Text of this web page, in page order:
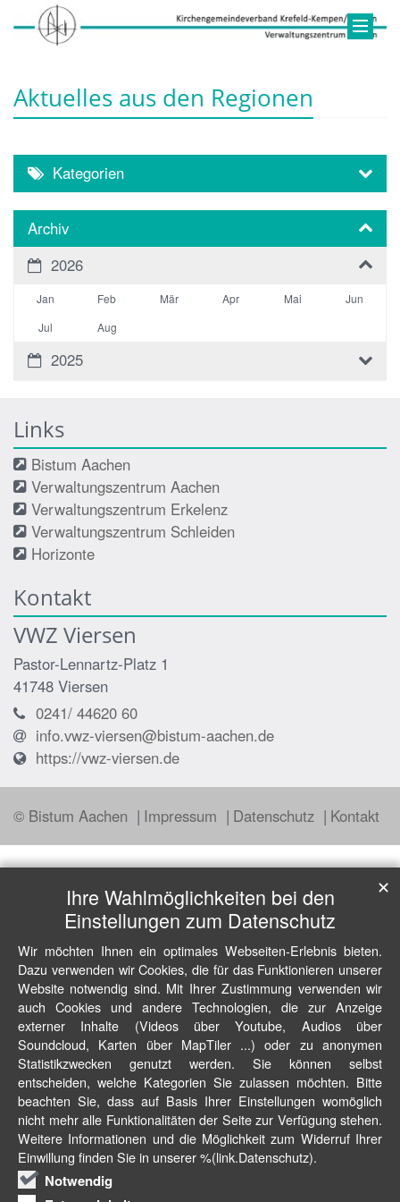
Aktuelles aus den Regionen
Kategorien
Archiv
2026
Jan Feb Mär Apr Mai
Jun
Jul
Aug
2025
Links
Bistum Aachen
Verwaltungszentrum Aachen
Verwaltungszentrum Erkelenz
Verwaltungszentrum Schleiden
Horizonte
Kontakt
VWZ Viersen
Pastor-Lennartz-Platz 1
41748 Viersen
0241/ 44620 60
info.vwz-viersen@bistum-aachen.de
https://vwz-viersen.de
© Bistum Aachen Impressum Datenschutz Kontakt
Ihre Wahlmöglichkeiten bei den
Einstellungen zum Datenschutz
Wir möchten Ihnen ein optimales Webseiten-Erlebnis bieten.
Dazu verwenden wir Cookies, die für das Funktionieren unserer
Website notwendig sind. Mit Ihrer Zustimmung verwenden wir
auch Cookies und andere Technologien, die zur Anzeige
externer Inhalte (Videos über Youtube, Audios über
Soundcloud, Karten über MapTiler ...) oder zu anonymen
Statistikzwecken genutzt werden. Sie können selbst
entscheiden, welche Kategorien Sie zulassen möchten. Bitte
beachten Sie, dass auf Basis Ihrer Einstellungen womöglich
nicht mehr alle Funktionalitäten der Seite zur Verfügung stehen.
Weitere Informationen und die Möglichkeit zum Widerruf Ihrer
Einwillung finden Sie in unserer %(link.Datenschutz).
Notwendig
✕